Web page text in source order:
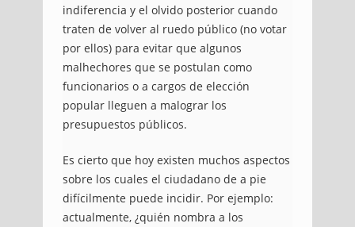
indiferencia y el olvido posterior cuando
traten de volver al ruedo público (no votar
por ellos) para evitar que algunos
malhechores que se postulan como
funcionarios o a cargos de elección
popular lleguen a malograr los
presupuestos públicos.
Es cierto que hoy existen muchos aspectos
sobre los cuales el ciudadano de a pie
difícilmente puede incidir. Por ejemplo:
actualmente, ¿quién nombra a los